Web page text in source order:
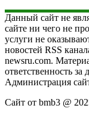
Данный сайт не
сайте ни чего не
услуги не
новостей RSS
newsru.com.
ответственность
Администрация
Сайт от bmb3 @